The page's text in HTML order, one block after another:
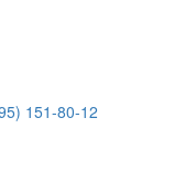
151-80-12